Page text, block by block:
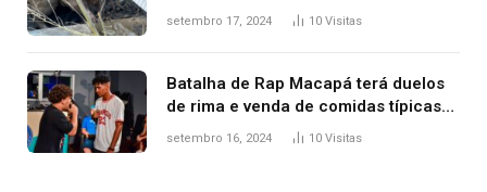
florestais no Tocantins
setembro 17, 2024 10 Visitas
Batalha de Rap Macapá terá duelos
de rima e venda de comidas típicas
no Mercado Central
setembro 16, 2024 10 Visitas